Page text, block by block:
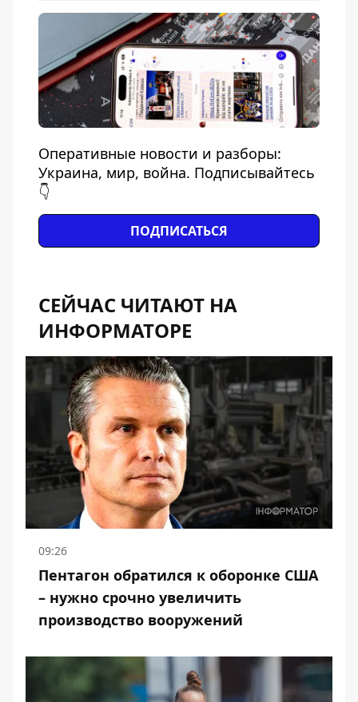
Оперативные новости и разборы:
Украина, мир, война. Подписывайтесь
👇
ПОДПИСАТЬСЯ
СЕЙЧАС ЧИТАЮТ НА
ИНФОРМАТОРЕ
09:26
Пентагон обратился к оборонке США
– нужно срочно увеличить
производство вооружений